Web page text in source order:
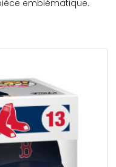
emblématique.